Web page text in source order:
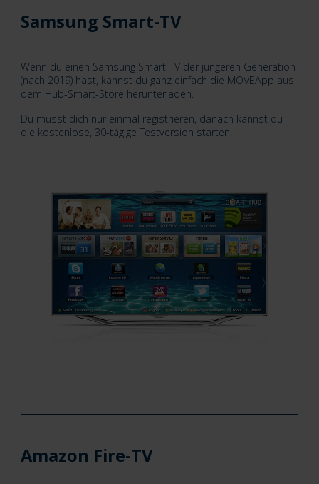
Samsung Smart-TV
Wenn du einen Samsung Smart-TV der jüngeren Generation
(nach 2019) hast, kannst du ganz einfach die MOVEApp aus
dem Hub-Smart-Store herunterladen.
Du musst dich nur einmal registrieren, danach kannst du
die kostenlose, 30-tägige Testversion starten.
Amazon Fire-TV